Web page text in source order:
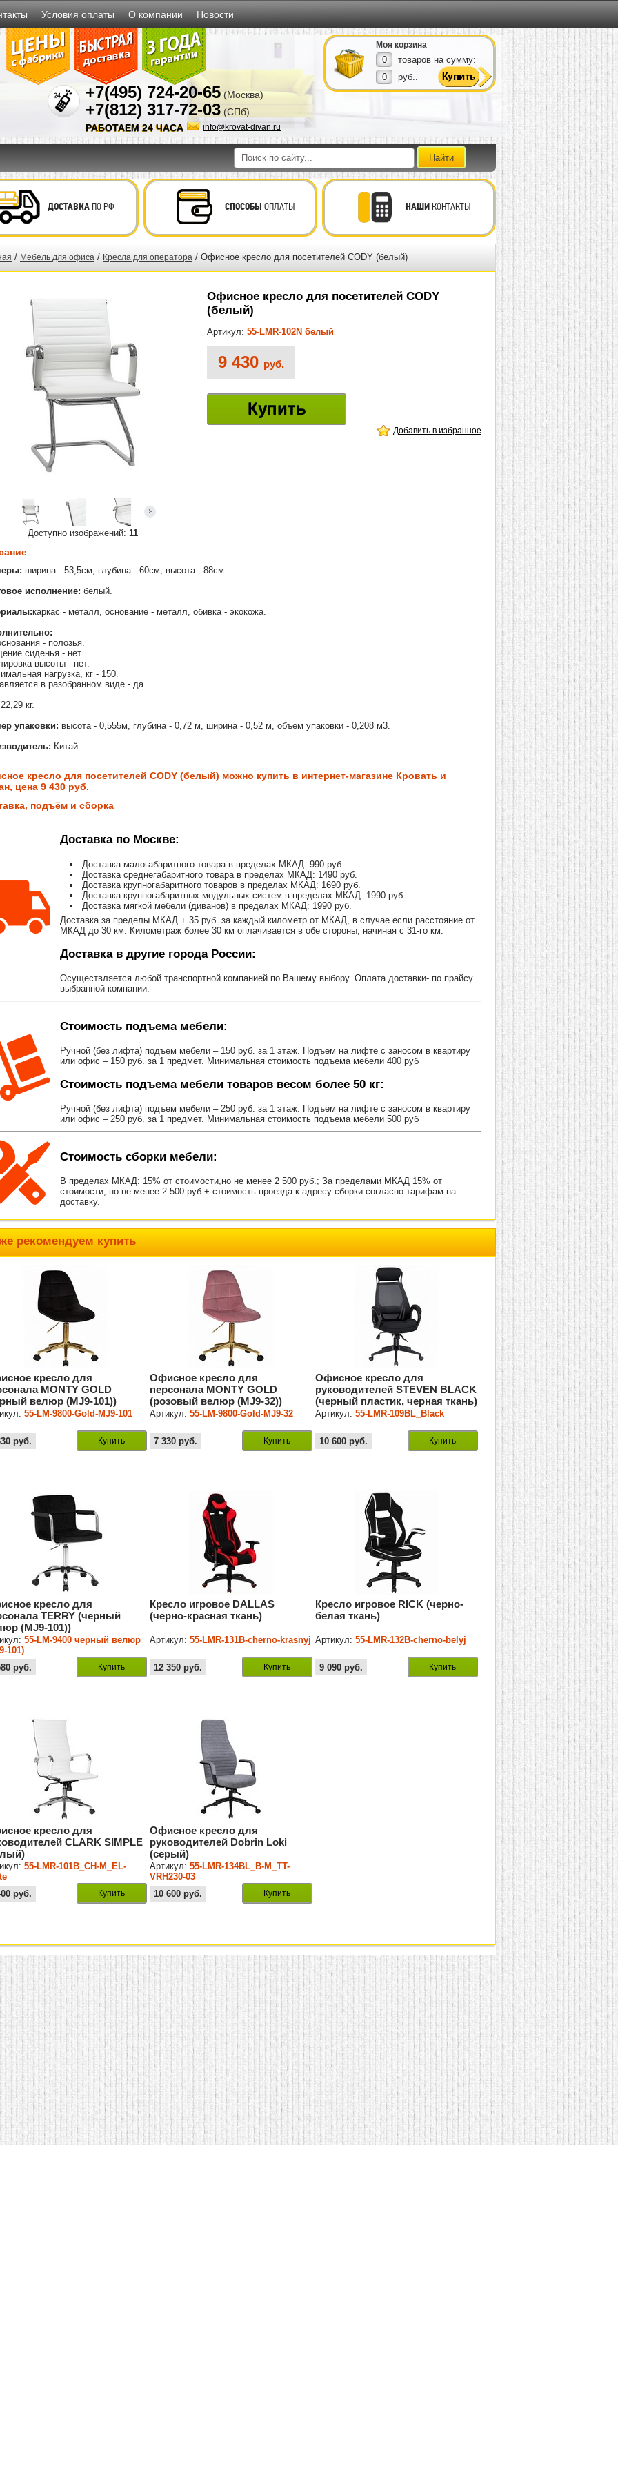
Условия оплаты О компании Новости
+7(495) 724-20-65 (Москва)
+7(812) 317-72-03 (СПб)
info@krovat-divan.ru
РАБОТАЕМ 24 ЧАСА
Моя корзина
0
товаров на сумму:
0
руб..
ДОСТАВКАПО РФ СПОСОБЫ ОПЛАТЫ НАШИКОНТАКТЫ
/ Мебель для офиса / Кресла для оператора / Офисное кресло для посетителей CODY (белый)
Доступно изображений: 11
Офисное кресло для посетителей CODY
(белый)
Артикул: 55-LMR-102N белый
9 430 руб.
Купить
Добавить в избранное
ширина - 53,5см, глубина - 60см, высота - 88см.
исполнение: белый.
каркас - металл, основание - металл, обивка - экокожа.
- полозья.
сиденья - нет.
высоты - нет.
нагрузка, кг - 150.
в разобранном виде - да.
22,29 кг.
упаковки: высота - 0,555м, глубина - 0,72 м, ширина - 0,52 м, объем упаковки - 0,208 м3.
Китай.
кресло для посетителей CODY (белый) можно купить в интернет-магазине Кровать и
цена 9 430 руб.
подъём и сборка
Доставка по Москве:
Доставка малогабаритного товара в пределах МКАД: 990 руб.
Доставка среднегабаритного товара в пределах МКАД: 1490 руб.
Доставка крупногабаритного товаров в пределах МКАД: 1690 руб.
Доставка крупногабаритных модульных систем в пределах МКАД: 1990 руб.
Доставка мягкой мебели (диванов) в пределах МКАД: 1990 руб.
Доставка за пределы МКАД + 35 руб. за каждый километр от МКАД, в случае если расстояние от
МКАД до 30 км. Километраж более 30 км оплачивается в обе стороны, начиная с 31-го км.
Доставка в другие города России:
Осуществляется любой транспортной компанией по Вашему выбору. Оплата доставки- по прайсу
выбранной компании.
Стоимость подъема мебели:
Ручной (без лифта) подъем мебели – 150 руб. за 1 этаж. Подъем на лифте с заносом в квартиру
или офис – 150 руб. за 1 предмет. Минимальная стоимость подъема мебели 400 руб
Стоимость подъема мебели товаров весом более 50 кг:
Ручной (без лифта) подъем мебели – 250 руб. за 1 этаж. Подъем на лифте с заносом в квартиру
или офис – 250 руб. за 1 предмет. Минимальная стоимость подъема мебели 500 руб
Стоимость сборки мебели:
В пределах МКАД: 15% от стоимости,но не менее 2 500 руб.; За пределами МКАД 15% от
стоимости, но не менее 2 500 руб + стоимость проезда к адресу сборки согласно тарифам на
доставку.
рекомендуем купить
кресло для
MONTY GOLD
велюр (MJ9-101))
55-LM-9800-Gold-MJ9-101
руб. Купить
Офисное кресло для
персонала MONTY GOLD
(розовый велюр (MJ9-32))
Артикул:55-LM-9800-Gold-MJ9-32
7 330 руб. Купить
Офисное кресло для
руководителей STEVEN BLACK
(черный пластик, черная ткань)
Артикул:55-LMR-109BL_Black
10 600 руб. Купить
кресло для
TERRY (черный
(MJ9-101))
55-LM-9400 черный велюр
101)
руб. Купить
Кресло игровое DALLAS
(черно-красная ткань)
Артикул:55-LMR-131B-cherno-krasnyj
12 350 руб. Купить
Кресло игровое RICK (черно-
белая ткань)
Артикул:55-LMR-132B-cherno-belyj
9 090 руб. Купить
кресло для
CLARK SIMPLE
55-LMR-101B_CH-M_EL-
руб. Купить
Офисное кресло для
руководителей Dobrin Loki
(серый)
Артикул:55-LMR-134BL_B-M_TT-
VRH230-03
10 600 руб. Купить